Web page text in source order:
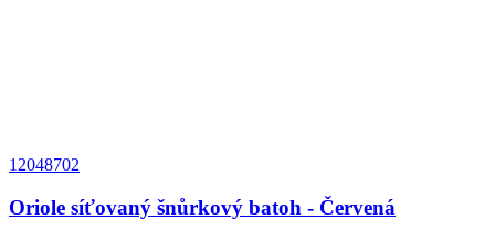
12048702
Oriole síťovaný šnůrkový batoh - Červená